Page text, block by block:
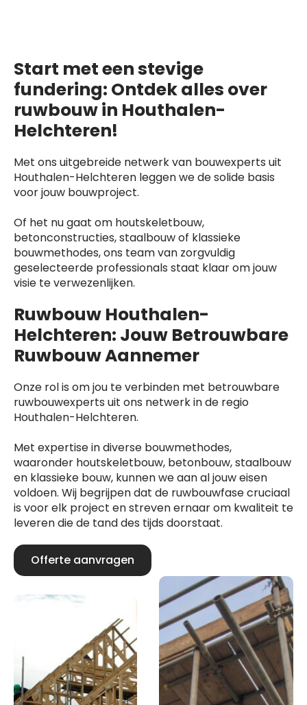
Start met een stevige
fundering: Ontdek alles over
ruwbouw in Houthalen-
Helchteren!
Met ons uitgebreide netwerk van bouwexperts uit
Houthalen-Helchteren leggen we de solide basis
voor jouw bouwproject.
Of het nu gaat om houtskeletbouw,
betonconstructies, staalbouw of klassieke
bouwmethodes, ons team van zorgvuldig
geselecteerde professionals staat klaar om jouw
visie te verwezenlijken.
Ruwbouw Houthalen-
Helchteren: Jouw Betrouwbare
Ruwbouw Aannemer
Onze rol is om jou te verbinden met betrouwbare
ruwbouwexperts uit ons netwerk in de regio
Houthalen-Helchteren.
Met expertise in diverse bouwmethodes,
waaronder houtskeletbouw, betonbouw, staalbouw
en klassieke bouw, kunnen we aan al jouw eisen
voldoen. Wij begrijpen dat de ruwbouwfase cruciaal
is voor elk project en streven ernaar om kwaliteit te
leveren die de tand des tijds doorstaat.
Offerte aanvragen